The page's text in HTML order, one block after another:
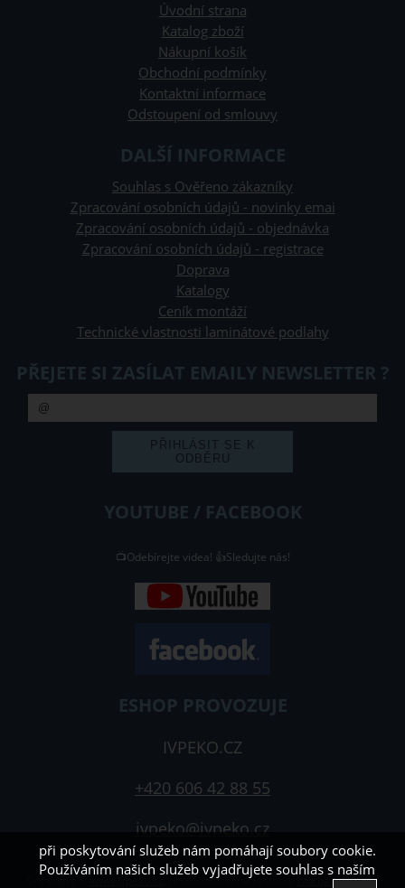
Úvodní strana
Katalog zboží
Nákupní košík
Obchodní podmínky
Kontaktní informace
Odstoupení od smlouvy
DALŠÍ INFORMACE
Souhlas s Ověřeno zákazníky
Zpracování osobních údajů - novinky emai
Zpracování osobních údajů - objednávka
Zpracování osobních údajů - registrace
Doprava
Katalogy
Ceník montáží
Technické vlastnosti laminátové podlahy
PŘEJETE SI ZASÍLAT EMAILY NEWSLETTER ?
YOUTUBE / FACEBOOK
📺Odebírejte videa! 👍Sledujte nás!
ESHOP PROVOZUJE
IVPEKO.CZ
+420 606 42 88 55
ivpeko@ivpeko.cz
provozováno na systému tvorba e-
při poskytování služeb nám pomáhají soubory cookie.
Používáním našich služeb vyjadřujete souhlas s naším